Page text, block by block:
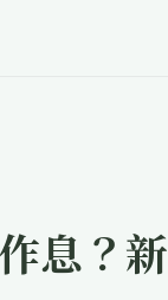
息？